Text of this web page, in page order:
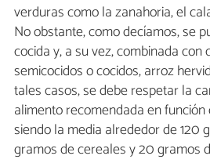
verduras como la zanahoria, el
No obstante, como decíamos, se
cocida y, a su vez, combinada con
semicocidos o cocidos, arroz
tales casos, se debe respetar la
alimento recomendada en
siendo la media alrededor de 120
gramos de cereales y 20 gramos